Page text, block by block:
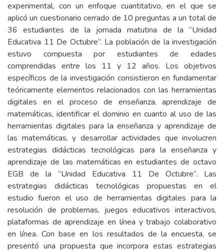
experimental, con un enfoque cuantitativo, en el que se
aplicó un cuestionario cerrado de 10 preguntas a un total de
36 estudiantes de la jornada matutina de la “Unidad
Educativa 11 De Octubre”. La población de la investigación
estuvo compuesta por estudiantes de edades
comprendidas entre los 11 y 12 años. Los objetivos
específicos de la investigación consistieron en fundamentar
teóricamente elementos relacionados con las herramientas
digitales en el proceso de enseñanza, aprendizaje de
matemáticas, identificar el dominio en cuanto al uso de las
herramientas digitales para la enseñanza y aprendizaje de
las matemáticas, y desarrollar actividades que involucren
estrategias didácticas tecnológicas para la enseñanza y
aprendizaje de las matemáticas en estudiantes de octavo
EGB de la “Unidad Educativa 11 De Octubre”. Las
estrategias didácticas tecnológicas propuestas en el
estudio fueron el uso de herramientas digitales para la
resolución de problemas, juegos educativos interactivos,
plataformas de aprendizaje en línea y trabajo colaborativo
en línea. Con base en los resultados de la encuesta, se
presentó una propuesta que incorpora estas estrategias